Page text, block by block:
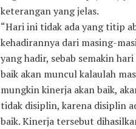
keterangan yang jelas.
“Hari ini tidak ada yang titip
kehadirannya dari masing-
yang hadir, sebab semakin
baik akan muncul kalaulah
mungkin kinerja akan baik,
tidak disiplin, karena disiplin
baik. Kinerja tersebut